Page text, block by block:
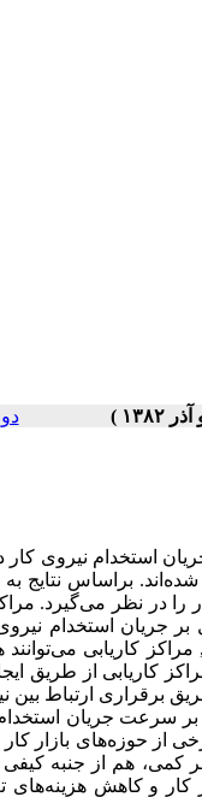
دوره۸
استخدام نیروی
شده‌اند. براساس
در نظر می‌گیرد.
جریان استخدام
کاریابی
کاریابی از طریق
برقراری ارتباط بین
سرعت جریان استخدام
حوزه‌های بازار کار
هم از جنبه کیفی
کار و کاهش